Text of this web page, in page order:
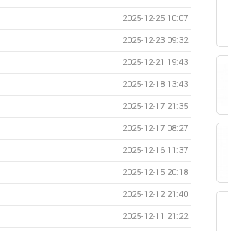
2025-12-25 10:07
2025-12-23 09:32
2025-12-21 19:43
2025-12-18 13:43
2025-12-17 21:35
2025-12-17 08:27
2025-12-16 11:37
2025-12-15 20:18
2025-12-12 21:40
2025-12-11 21:22